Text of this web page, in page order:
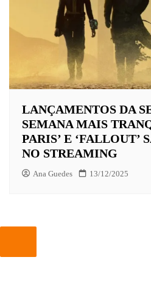
LANÇAMENTOS DA
SEMANA MAIS
PARIS’ E ‘FALLOUT’
NO STREAMING
Ana Guedes 13/12/2025